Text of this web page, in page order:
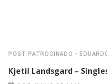
POST PATROCINADO -
Kjetil Landsgard –